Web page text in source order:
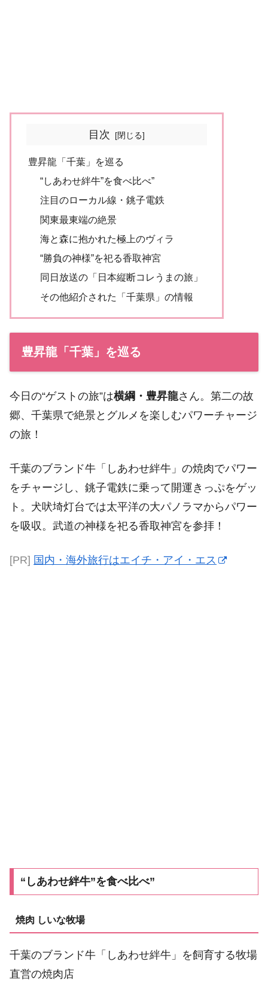
目次
豊昇龍「千葉」を巡る
“しあわせ絆牛”を食べ比べ”
注目のローカル線・銚子電鉄
関東最東端の絶景
海と森に抱かれた極上のヴィラ
“勝負の神様”を祀る香取神宮
同日放送の「日本縦断コレうまの旅」
その他紹介された「千葉県」の情報
豊昇龍「千葉」を巡る
今日の“ゲストの旅”は横綱・豊昇龍さん。第二の故
郷、千葉県で絶景とグルメを楽しむパワーチャージ
の旅！
千葉のブランド牛「しあわせ絆牛」の焼肉でパワー
をチャージし、銚子電鉄に乗って開運きっぷをゲッ
ト。犬吠埼灯台では太平洋の大パノラマからパワー
を吸収。武道の神様を祀る香取神宮を参拝！
[PR] 国内・海外旅行はエイチ・アイ・エス
“しあわせ絆牛”を食べ比べ”
焼肉 しいな牧場
千葉のブランド牛「しあわせ絆牛」を飼育する牧場
直営の焼肉店